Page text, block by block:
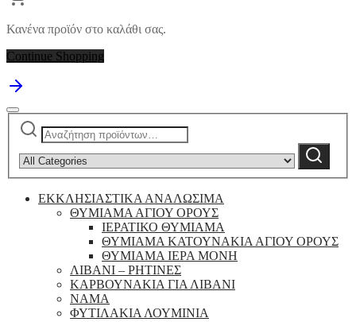
Κανένα προϊόν στο καλάθι σας.
Continue Shopping
Αναζήτηση
για:
category:
Αναζήτηση
ΕΚΚΛΗΣΙΑΣΤΙΚΑ ΑΝΑΛΩΣΙΜΑ
ΘΥΜΙΑΜΑ ΑΓΙΟΥ ΟΡΟΥΣ
ΙΕΡΑΤΙΚΟ ΘΥΜΙΑΜΑ
ΘΥΜΙΑΜΑ ΚΑΤΟΥΝΑΚΙΑ ΑΓΙΟΥ ΟΡΟΥΣ
ΘΥΜΙΑΜΑ ΙΕΡΑ ΜΟΝΗ
ΛΙΒΑΝΙ – ΡΗΤΙΝΕΣ
ΚΑΡΒΟΥΝΑΚΙΑ ΓΙΑ ΛΙΒΑΝΙ
ΝΑΜΑ
ΦΥΤΙΛΑΚΙΑ ΛΟΥΜΙΝΙΑ